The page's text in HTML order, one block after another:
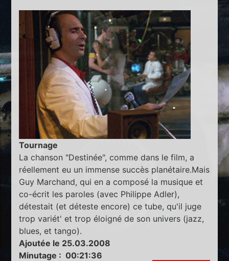
Tournage
La chanson "Destinée", comme dans le film, a
réellement eu un immense succès planétaire.Mais
Guy Marchand, qui en a composé la musique et
co-écrit les paroles (avec Philippe Adler),
détestait (et déteste encore) ce tube, qu'il juge
trop variét' et trop éloigné de son univers (jazz,
blues, et tango).
Ajoutée le 25.03.2008
Minutage : 00:21:36